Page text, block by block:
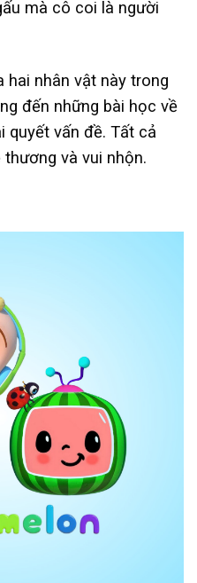
mà cô coi là người
hai nhân vật này trong
đến những bài học về
quyết vấn đề. Tất cả
và vui nhộn.